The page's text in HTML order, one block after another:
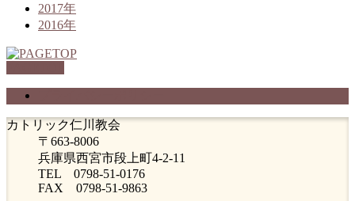
2017年
2016年
カトリック仁川教会
〒663-8006
兵庫県西宮市段上町4-2-11
TEL 0798-51-0176
FAX 0798-51-9863